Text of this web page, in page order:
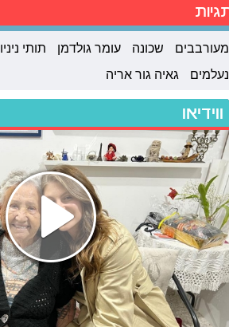
מעורבבים שכונה עומר גולדמן תותי ניניו
נעלמים
גאיה גור אריה
ווידיאו